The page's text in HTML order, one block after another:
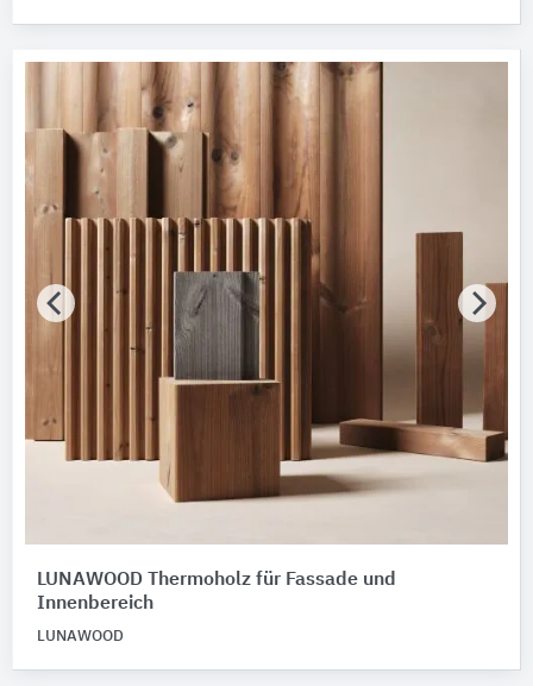
LUNAWOOD Thermoholz für Fassade und
Innenbereich
LUNAWOOD